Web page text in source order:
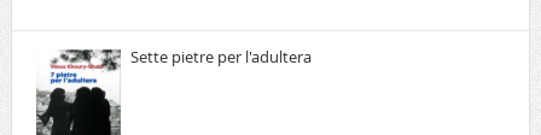
Sette pietre per l'adultera